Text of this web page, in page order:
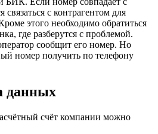
с контрагентом для
этого необходимо обратиться
где разберутся с проблемой.
сообщит его номер. Но
номер получить по телефону
данных
счёт компании можно